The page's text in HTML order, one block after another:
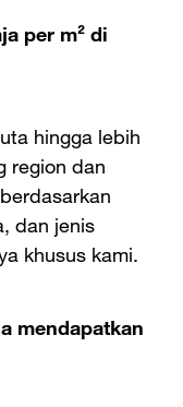
per m² di
hingga lebih
region dan
dan jenis
khusus kami.
mendapatkan